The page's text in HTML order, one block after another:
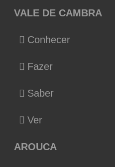
VALE DE CAMBRA
Conhecer
Fazer
Saber
Ver
AROUCA